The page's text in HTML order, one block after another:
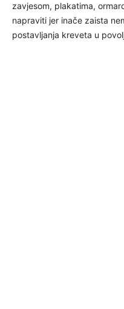
zavjesom, plakatima,
napraviti jer inače zaista
postavljanja kreveta u